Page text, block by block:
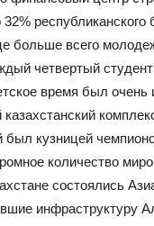
32%
больше всего
четвертый
время был очень
был кузницей
количество
состоялись
инфраструктуру